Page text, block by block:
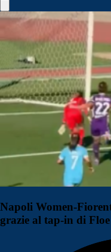
Napoli Women-
grazie al tap-in di